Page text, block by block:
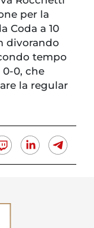
per la
Coda a 10
divorando
tempo
0, che
la regular